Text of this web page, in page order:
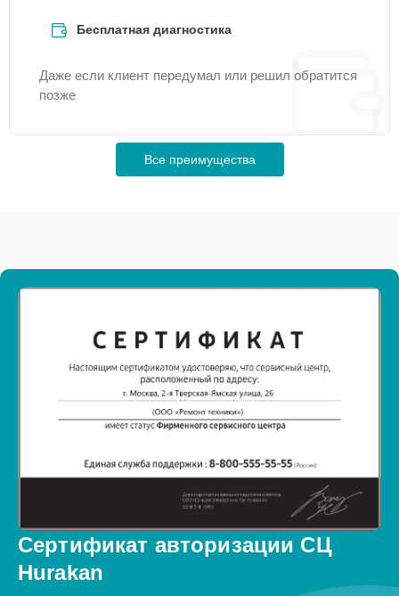
Бесплатная диагностика
Даже если клиент передумал или решил обратится
позже
Все преимущества
Сертификат авторизации СЦ
Hurakan